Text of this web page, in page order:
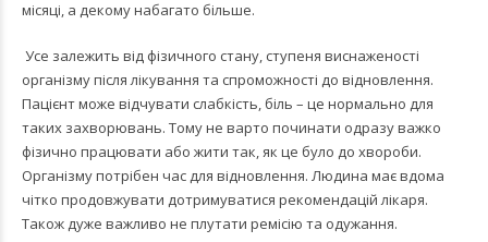
місяці, а декому набагато більше.
Усе залежить від фізичного стану, ступеня виснаженості
організму після лікування та спроможності до відновлення.
Пацієнт може відчувати слабкість, біль – це нормально для
таких захворювань. Тому не варто починати одразу важко
фізично працювати або жити так, як це було до хвороби.
Організму потрібен час для відновлення. Людина має вдома
чітко продовжувати дотримуватися рекомендацій лікаря.
Також дуже важливо не плутати ремісію та одужання.